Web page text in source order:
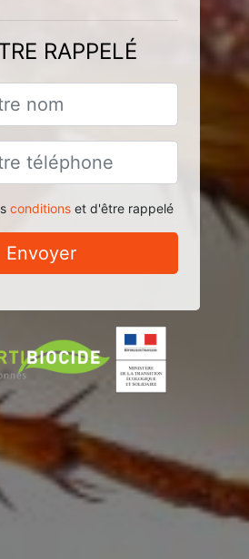
RAPPELÉ
conditionset d'être rappelé
Envoyer